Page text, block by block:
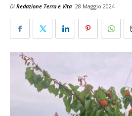
Di Redazione Terra e Vita 28 Maggio 2024